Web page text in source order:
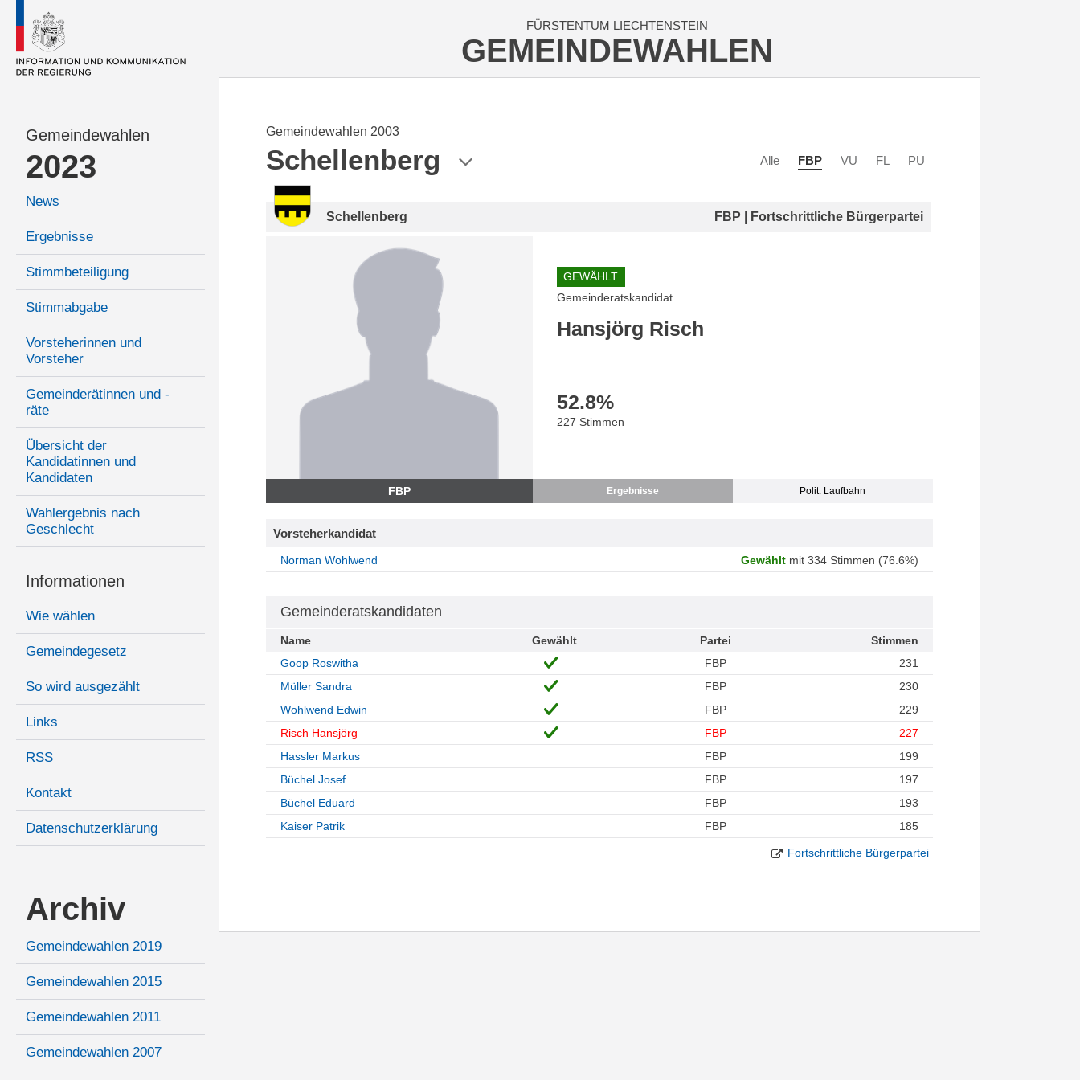
FÜRSTENTUM LIECHTENSTEIN
GEMEINDEWAHLEN
Gemeindewahlen
2023
News
Ergebnisse
Stimmbeteiligung
Stimmabgabe
Vorsteherinnen und
Vorsteher
Gemeinderätinnen und -
räte
Übersicht der
Kandidatinnen und
Kandidaten
Wahlergebnis nach
Geschlecht
Informationen
Wie wählen
Gemeindegesetz
So wird ausgezählt
Links
RSS
Kontakt
Datenschutzerklärung
Archiv
Gemeindewahlen 2019
Gemeindewahlen 2015
Gemeindewahlen 2011
Gemeindewahlen 2007
Gemeindewahlen 2003
Schellenberg Alle FBP VU FL PU
Schellenberg FBP | Fortschrittliche Bürgerpartei
FBP
GEWÄHLT
Gemeinderatskandidat
Hansjörg Risch
52.8%
227 Stimmen
Ergebnisse Polit. Laufbahn
Vorsteherkandidat
Norman Wohlwend Gewähltmit 334 Stimmen (76.6%)
Gemeinderatskandidaten
Name Gewählt Partei
Stimmen
Goop Roswitha
FBP
231
Müller Sandra
FBP
230
Wohlwend Edwin
FBP
229
Risch Hansjörg
FBP
227
Hassler Markus
FBP
199
Büchel Josef
FBP
197
Büchel Eduard
FBP
193
Kaiser Patrik
FBP 185
Fortschrittliche Bürgerpartei